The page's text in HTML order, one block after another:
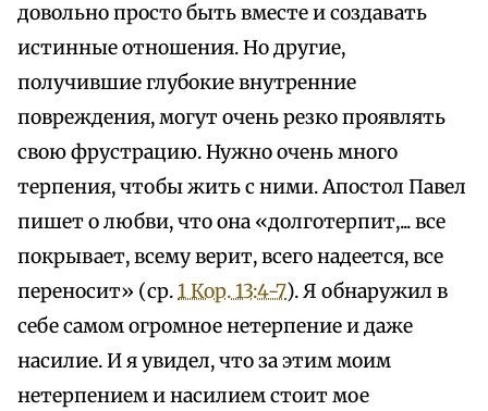
довольно просто быть вместе и создавать
истинные отношения. Но другие,
получившие глубокие внутренние
повреждения, могут очень резко проявлять
свою фрустрацию. Нужно очень много
терпения, чтобы жить с ними. Апостол Павел
пишет о любви, что она «долготерпит,... все
покрывает, всему верит, всего надеется, все
переносит» (ср.1 Кор. 13:4-7). Я обнаружил в
себе самом огромное нетерпение и даже
насилие. И я увидел, что за этим моим
нетерпением и насилием стоит мое